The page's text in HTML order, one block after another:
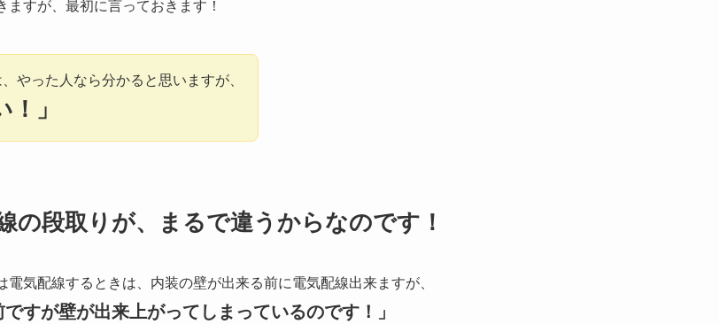
すが、最初に言っておきます！
やった人なら分かると思いますが、
！」
の段取りが、まるで違うからなのです！
気配線するときは、内装の壁が出来る前に電気配線出来ますが、
すが壁が出来上がってしまっているのです！」